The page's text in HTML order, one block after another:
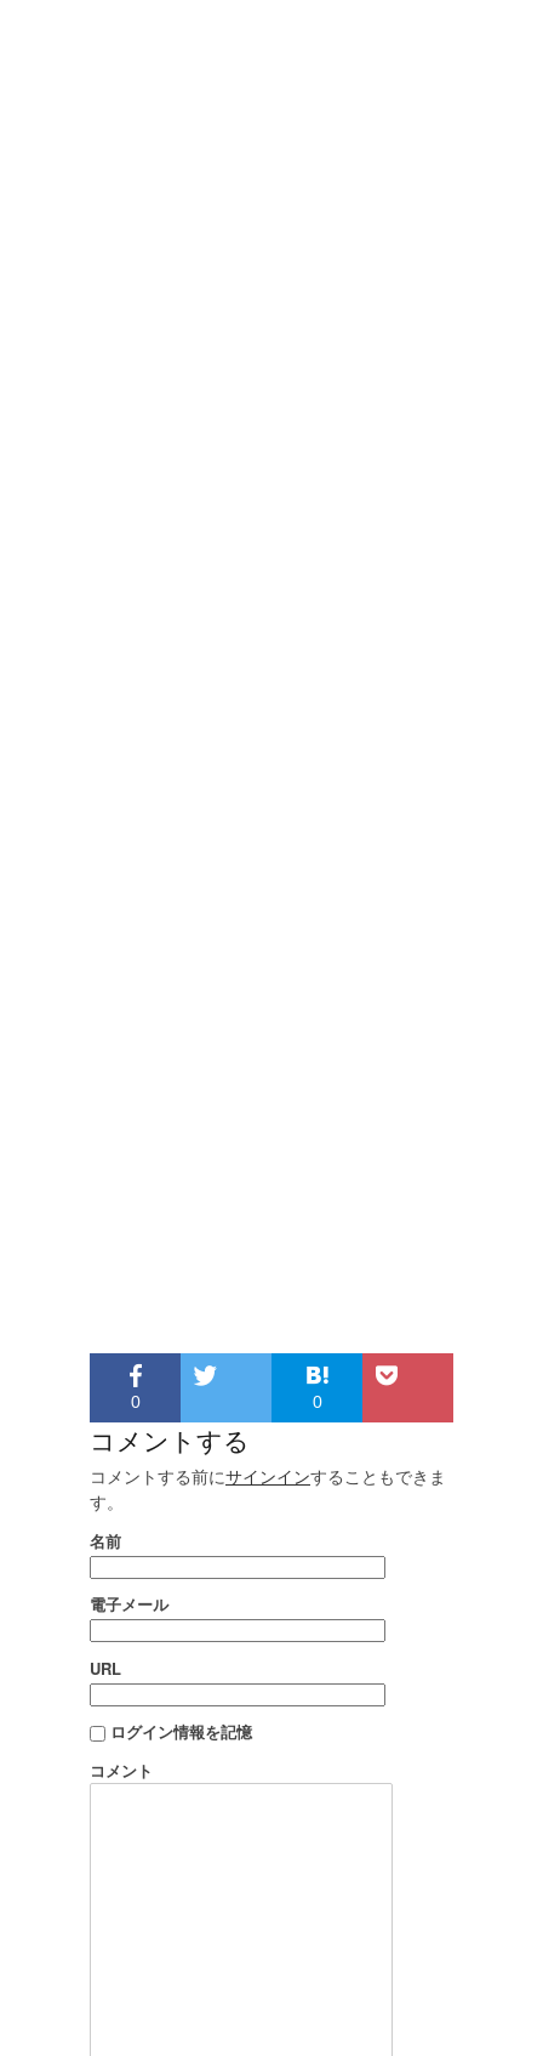
0 0
コメントする
コメントする前にサインインすることもできま
す。
名前
電子メール
URL
ログイン情報を記憶
コメント